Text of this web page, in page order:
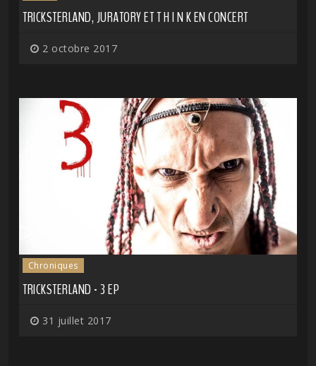
TRICKSTERLAND, JURATORY ET T H I N K EN CONCERT
2 octobre 2017
Chroniques
TRICKSTERLAND - 3 EP
31 juillet 2017